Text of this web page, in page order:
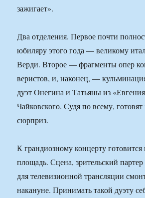
зажигает».
Два отделения. Первое почти
юбиляру этого года — великому
Верди. Второе — фрагменты опер
веристов, и, наконец, —
дуэт Онегина и Татьяны из
Чайковского. Судя по всему, готовят
сюрприз.
К грандиозному концерту
площадь. Сцена, зрительский
для телевизионной трансляции
накануне. Принимать такой дуэту